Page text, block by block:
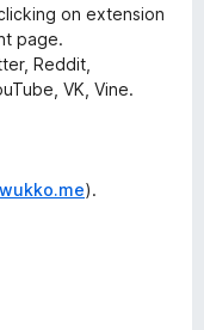
on extension
page.
Reddit,
VK, Vine.
).
extension